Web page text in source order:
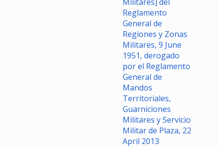
Reglamento
General de
Regiones y Zonas
Militares, 9 June
1951, derogado
por el Reglamento
General de
Mandos
Territoriales,
Guarniciones
Militares y Servicio
Militar de Plaza, 22
April 2013